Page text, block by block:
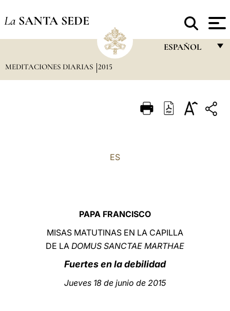
La SANTA SEDE
ESPAÑOL
ITALIANO
中文
LATINE
MEDITACIONES DIARIAS 2015
ES
PAPA FRANCISCO
MISAS MATUTINAS EN LA CAPILLA
DE LA DOMUS SANCTAE MARTHAE
Fuertes en la debilidad
Jueves 18 de junio de 2015